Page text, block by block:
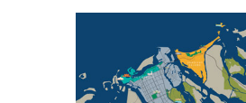
Обзор основной
ответов на
распространенные